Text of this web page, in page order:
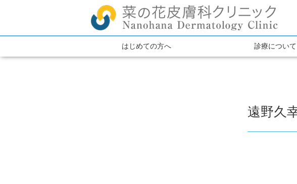
はじめての方へ 診療について
遠野久